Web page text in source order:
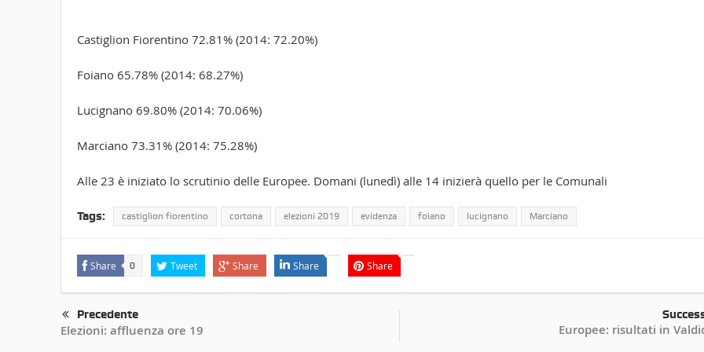
Castiglion Fiorentino 72.81% (2014: 72.20%)
Foiano 65.78% (2014: 68.27%)
Lucignano 69.80% (2014: 70.06%)
Marciano 73.31% (2014: 75.28%)
Alle 23 è iniziato lo scrutinio delle Europee. Domani (lunedì) alle 14 inizierà quello per le Comunali
Tags: castiglion fiorentino cortona elezioni 2019 evidenza foiano lucignano Marciano
Share 0 Tweet Share Share Share
Precedente
Elezioni: affluenza ore 19 Europee: risultati in